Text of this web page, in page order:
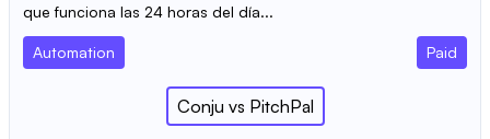
que funciona las 24 horas del día...
Automation Paid
Conju vs PitchPal